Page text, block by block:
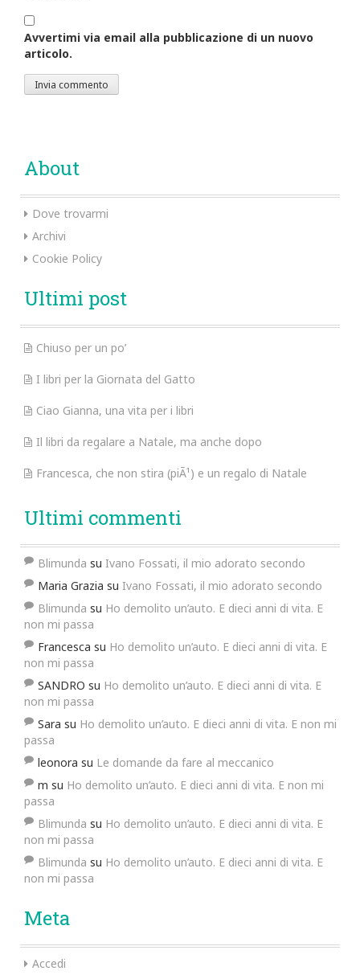
Avvertimi via email alla pubblicazione di un nuovo
articolo.
About
Dove trovarmi
Archivi
Cookie Policy
Ultimi post
Chiuso per un po’
I libri per la Giornata del Gatto
Ciao Gianna, una vita per i libri
Il libri da regalare a Natale, ma anche dopo
Francesca, che non stira (piÃ¹) e un regalo di Natale
Ultimi commenti
Blimunda su Ivano Fossati, il mio adorato secondo
Maria Grazia su Ivano Fossati, il mio adorato secondo
Blimunda su Ho demolito un’auto. E dieci anni di vita. E
non mi passa
Francesca su Ho demolito un’auto. E dieci anni di vita. E
non mi passa
SANDRO su Ho demolito un’auto. E dieci anni di vita. E
non mi passa
Sara su Ho demolito un’auto. E dieci anni di vita. E non mi
passa
leonora su Le domande da fare al meccanico
m su Ho demolito un’auto. E dieci anni di vita. E non mi
passa
Blimunda su Ho demolito un’auto. E dieci anni di vita. E
non mi passa
Blimunda su Ho demolito un’auto. E dieci anni di vita. E
non mi passa
Meta
Accedi